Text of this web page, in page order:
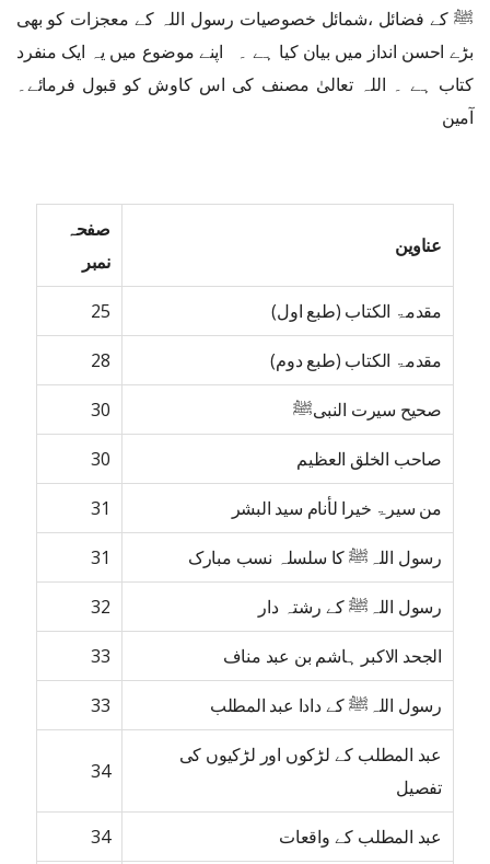
ﷺ کے فضائل ،شمائل خصوصیات رسول اللہ کے معجزات کو بھی
بڑے احسن انداز میں بیان کیا ہے ۔ اپنے موضوع میں یہ ایک منفرد
کتاب ہے ۔ اللہ تعالیٰ مصنف کی اس کاوش کو قبول فرمائے۔
آمین
عناوین
صفحہ
نمبر
مقدمۃ الکتاب (طبع اول) 25
مقدمۃ الکتاب (طبع دوم) 28
صحیح سیرت النبیﷺ 30
صاحب الخلق العظیم 30
من سیرۃ خیرا لأنام سید البشر 31
رسول اللہﷺ کا سلسلہ نسب مبارک 31
رسول اللہﷺ کے رشتہ دار 32
الجحد الاکبر ہاشم بن عبد مناف 33
رسول اللہﷺ کے دادا عبد المطلب 33
عبد المطلب کے لڑکوں اور لڑکیوں کی
تفصیل
34
عبد المطلب کے واقعات 34